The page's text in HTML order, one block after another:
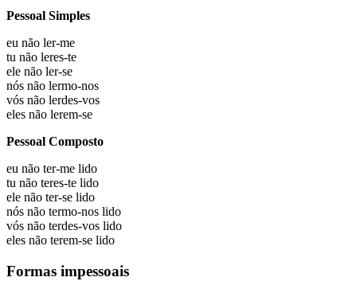
Pessoal Simples
eu não ler-me
tu não leres-te
ele não ler-se
nós não lermo-nos
vós não lerdes-vos
eles não lerem-se
Pessoal Composto
eu não ter-me lido
tu não teres-te lido
ele não ter-se lido
nós não termo-nos lido
vós não terdes-vos lido
eles não terem-se lido
Formas impessoais